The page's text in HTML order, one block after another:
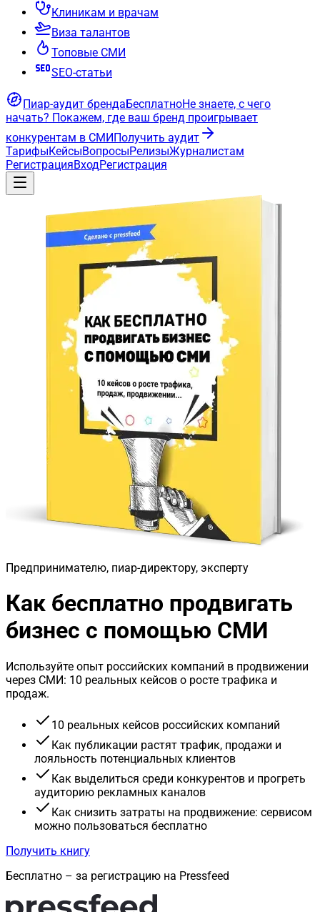
Клиникам и врачам
Виза талантов
Топовые СМИ
SEO-статьи
Пиар-аудит брендаБесплатноНе знаете, с чего
начать? Покажем, где ваш бренд проигрывает
конкурентам в СМИПолучить аудит
ТарифыКейсыВопросыРелизыЖурналистам
РегистрацияВходРегистрация
Предпринимателю, пиар-директору, эксперту
Как бесплатно продвигать
бизнес с помощью СМИ
Используйте опыт российских компаний в продвижении
через СМИ: 10 реальных кейсов о росте трафика и
продаж.
10 реальных кейсов российских компаний
Как публикации растят трафик, продажи и
лояльность потенциальных клиентов
Как выделиться среди конкурентов и прогреть
аудиторию рекламных каналов
Как снизить затраты на продвижение: сервисом
можно пользоваться бесплатно
Получить книгу
Бесплатно – за регистрацию на Pressfeed